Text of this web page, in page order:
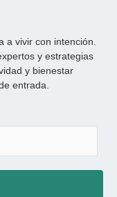
a vivir con intención.
y estrategias
y bienestar
entrada.